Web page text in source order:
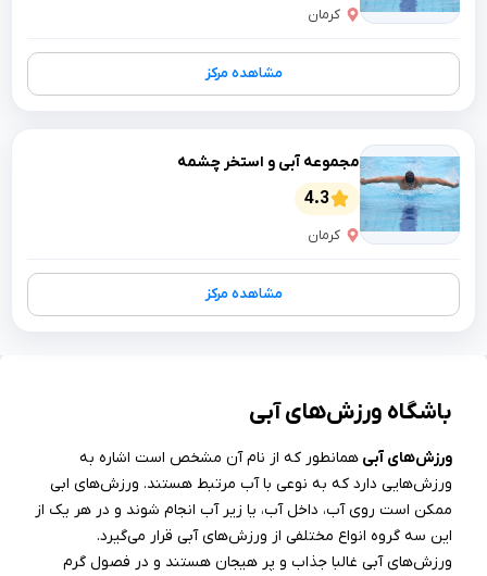
کرمان
مشاهده مرکز
مجموعه آبی و استخر چشمه
4.3
کرمان
مشاهده مرکز
باشگاه ورزش‌های آبی
ورزش‌های آبی همانطور که از نام آن مشخص است اشاره به
ورزش‌هایی دارد که به نوعی با آب مرتبط هستند. ورزش‌های ابی
ممکن است روی آب، داخل آب، یا زیر آب انجام شوند و در هر یک از
این سه گروه انواع مختلفی از ورزش‌های آبی قرار می‌گیرد.
ورزش‌های آبی غالبا جذاب و پر هیجان هستند و در فصول گرم